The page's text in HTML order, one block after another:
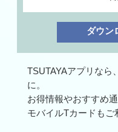
ダウン
TSUTAYAアプリなら
に。
お得情報やおすすめ
モバイルTカードもご